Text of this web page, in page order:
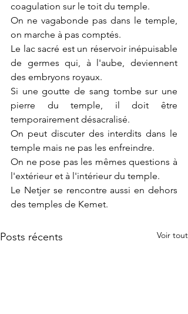
coagulation sur le toit du temple.
On ne vagabonde pas dans le temple,
on marche à pas comptés.
Le lac sacré est un réservoir inépuisable
de germes qui, à l'aube, deviennent
des embryons royaux.
Si une goutte de sang tombe sur une
pierre du temple, il doit être
temporairement désacralisé.
On peut discuter des interdits dans le
temple mais ne pas les enfreindre.
On ne pose pas les mêmes questions à
l'extérieur et à l'intérieur du temple.
Le Netjer se rencontre aussi en dehors
des temples de Kemet.
Posts récents Voir tout